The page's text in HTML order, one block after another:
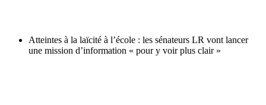
Atteintes à la laïcité à l’école : les sénateurs LR vont lancer
une mission d’information « pour y voir plus clair »